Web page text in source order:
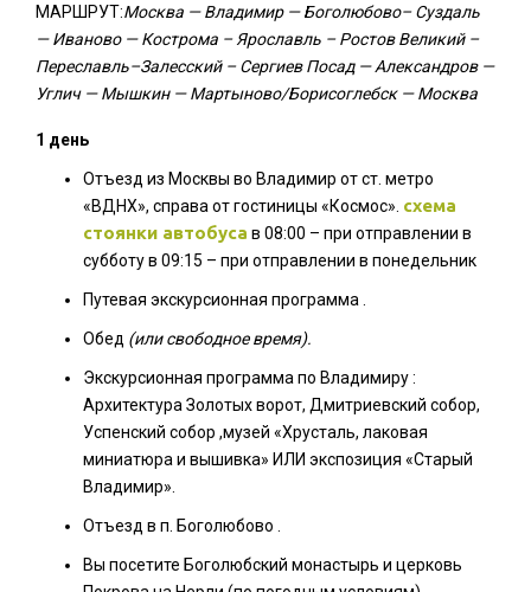
МАРШРУТ:Москва — Владимир — Боголюбово– Суздаль
— Иваново — Кострома – Ярославль – Ростов Великий –
Переславль–Залесский – Сергиев Посад — Александров —
Углич — Мышкин — Мартыново/Борисоглебск — Москва
1 день
Отъезд из Москвы во Владимир от ст. метро
«ВДНХ», справа от гостиницы «Космос». схема
стоянки автобуса в 08:00 – при отправлении в
субботу в 09:15 – при отправлении в понедельник
Путевая экскурсионная программа .
Обед (или свободное время).
Экскурсионная программа по Владимиру :
Архитектура Золотых ворот, Дмитриевский собор,
Успенский собор ,музей «Хрусталь, лаковая
миниатюра и вышивка» ИЛИ экспозиция «Старый
Владимир».
Отъезд в п. Боголюбово .
Вы посетите Боголюбский монастырь и церковь